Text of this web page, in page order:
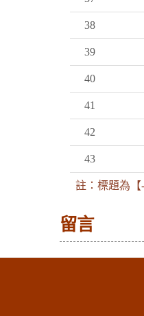
38
39
40
41
42
43
註：標題為【
留言